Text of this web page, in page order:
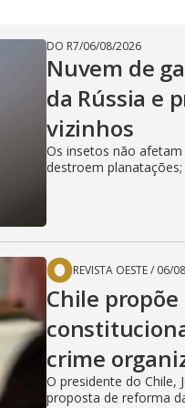
DO R7/06/08/2026
Nuvem de
da Rússia e
vizinhos
Os insetos não
destroem
REVISTA OESTE/ 06/
Chile
crime
O presidente do Chile,
proposta de reforma